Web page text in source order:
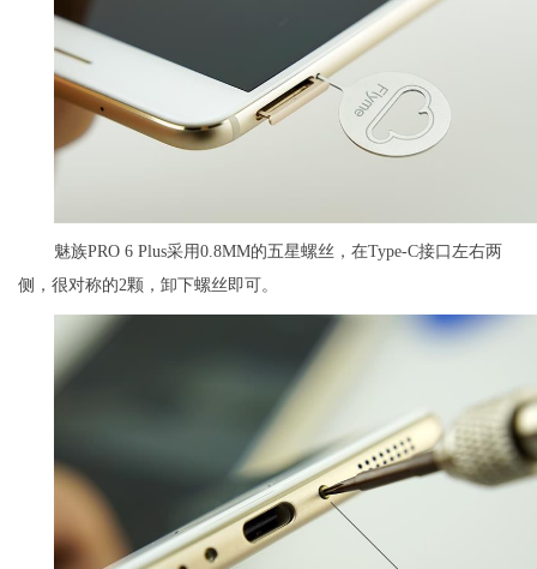
魅族PRO 6 Plus采用0.8MM的五星螺丝，在Type-C接口左右两
侧，很对称的2颗，卸下螺丝即可。